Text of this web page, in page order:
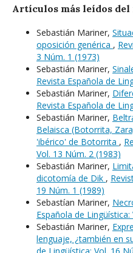
Artículos más leídos
Sebastián Mariner,
oposición genérica ,
3 Núm. 1 (1973)
Sebastián Mariner,
Revista Española de
Sebastián Mariner,
Revista Española de
Sebastián Mariner,
Belaisca (Botorrita,
'ibérico' de Botorrita ,
Vol. 13 Núm. 2 (1983)
Sebastián Mariner,
dicotomía de Dik ,
19 Núm. 1 (1989)
Sebastían Mariner,
Española de
Sebastián Mariner,
lenguaje, ¿también en